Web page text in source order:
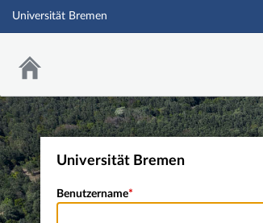
Universität Bremen
Universität Bremen
Benutzername